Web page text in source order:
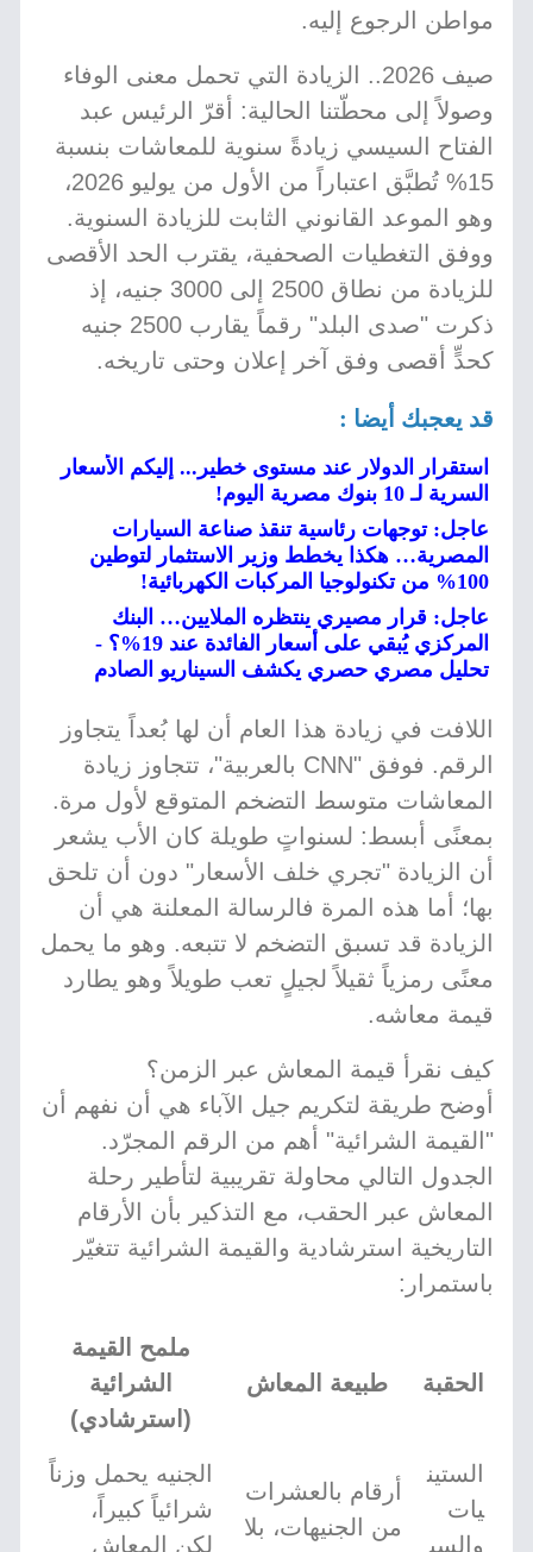
مواطن الرجوع إليه.
صيف 2026.. الزيادة التي تحمل معنى الوفاء
وصولاً إلى محطّتنا الحالية: أقرّ الرئيس عبد
الفتاح السيسي زيادةً سنوية للمعاشات بنسبة
15% تُطبَّق اعتباراً من الأول من يوليو 2026،
وهو الموعد القانوني الثابت للزيادة السنوية.
ووفق التغطيات الصحفية، يقترب الحد الأقصى
للزيادة من نطاق 2500 إلى 3000 جنيه، إذ
ذكرت "صدى البلد" رقماً يقارب 2500 جنيه
كحدٍّ أقصى وفق آخر إعلان وحتى تاريخه.
قد يعجبك أيضا :
استقرار الدولار عند مستوى خطير... إليكم الأسعار
السرية لـ 10 بنوك مصرية اليوم!
عاجل: توجهات رئاسية تنقذ صناعة السيارات
المصرية… هكذا يخطط وزير الاستثمار لتوطين
100% من تكنولوجيا المركبات الكهربائية!
عاجل: قرار مصيري ينتظره الملايين… البنك
المركزي يُبقي على أسعار الفائدة عند 19%؟ -
تحليل مصري حصري يكشف السيناريو الصادم
اللافت في زيادة هذا العام أن لها بُعداً يتجاوز
الرقم. فوفق "CNN بالعربية"، تتجاوز زيادة
المعاشات متوسط التضخم المتوقع لأول مرة.
بمعنًى أبسط: لسنواتٍ طويلة كان الأب يشعر
أن الزيادة "تجري خلف الأسعار" دون أن تلحق
بها؛ أما هذه المرة فالرسالة المعلنة هي أن
الزيادة قد تسبق التضخم لا تتبعه. وهو ما يحمل
معنًى رمزياً ثقيلاً لجيلٍ تعب طويلاً وهو يطارد
قيمة معاشه.
كيف نقرأ قيمة المعاش عبر الزمن؟
أوضح طريقة لتكريم جيل الآباء هي أن نفهم أن
"القيمة الشرائية" أهم من الرقم المجرّد.
الجدول التالي محاولة تقريبية لتأطير رحلة
المعاش عبر الحقب، مع التذكير بأن الأرقام
التاريخية استرشادية والقيمة الشرائية تتغيّر
باستمرار:
الحقبة طبيعة المعاش
ملمح القيمة
الشرائية
(استرشادي)
الستين
يات
والسب
أرقام بالعشرات
من الجنيهات، بلا
الجنيه يحمل وزناً
شرائياً كبيراً،
لكن المعاش